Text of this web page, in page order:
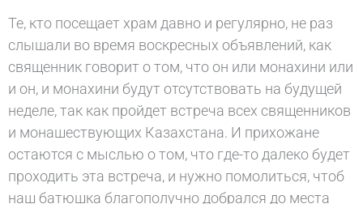
Те, кто посещает храм давно и регулярно, не раз
слышали во время воскресных объявлений, как
священник говорит о том, что он или монахини или
и он, и монахини будут отсутствовать на будущей
неделе, так как пройдет встреча всех священников
и монашествующих Казахстана. И прихожане
остаются с мыслью о том, что где-то далеко будет
проходить эта встреча, и нужно помолиться, чтоб
наш батюшка благополучно добрался до места